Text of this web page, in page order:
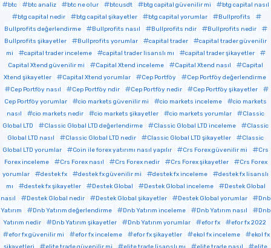
btc
btc analiz btc ne olur btcusdt btg capital güvenilir mi
btg capital nasıl
btg capital nedir
btg capital şikayetler btg capital yorumlar
Bullprofits
Bullprofits değerlendirme
Bullprofits nasıl Bullprofits ndir
Bullprofits nedir
Bullprofits şikayetler
Bullprofits yorumlar capital trader
capital trader güvenilir
mi
capital trader inceleme capital trader lisanslı mı
capital trader şikayetler
Capital Xtend güvenilir mi
Capital Xtend inceleme Capital Xtend nasıl
Capital
Xtend şikayetler
Capital Xtend yorumlar Cep Portföy
Cep Portföy değerlendirme
Cep Portföy nasıl
Cep Portföy ndir Cep Portföy nedir
Cep Portföy şikayetler
Cep Portföy yorumlar
cio markets güvenilir mi cio markets inceleme
cio markets
nasıl
cio markets nedir cio markets şikayetler cio markets yorumlar
Classic
Global LTD
Classic Global LTD değerlendirme Classic Global LTD inceleme
Classic
Global LTD nasıl
Classic Global LTD nedir Classic Global LTD şikayetler
Classic
Global LTD yorumlar
Coin ile forex yatırımı nasıl yapılır Crs Forex güvenilir mi
Crs
Forex inceleme
Crs Forex nasıl Crs Forex nedir Crs Forex şikayetler
Crs Forex
yorumlar
destek fx destek fx güvenilir mi destek fx inceleme
destek fx lisanslı
mı
destek fx şikayetler Destek Global Destek Global inceleme
Destek Global
nasıl
Destek Global nedir Destek Global şikayetler Destek Global yorumlar
Dnb
Yatırım
Dnb Yatırım değerlendirme Dnb Yatırım inceleme Dnb Yatırım nasıl
Dnb
Yatırım nedir
Dnb Yatırım şikayetler Dnb Yatırım yorumlar efor fx
efor fx 2022
efor fx güvenilir mi
efor fx inceleme efor fx şikayetler ekol fx inceleme
ekol fx